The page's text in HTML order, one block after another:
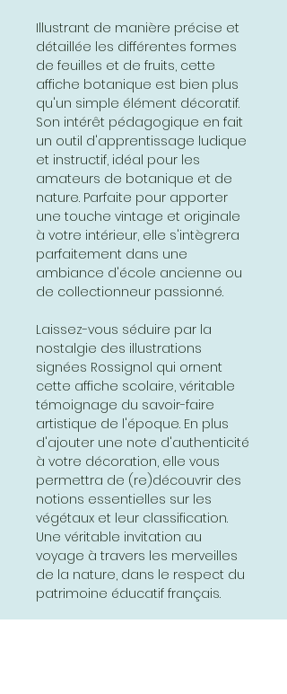
Illustrant de manière précise et
détaillée les différentes formes
de feuilles et de fruits, cette
affiche botanique est bien plus
qu'un simple élément décoratif.
Son intérêt pédagogique en fait
un outil d'apprentissage ludique
et instructif, idéal pour les
amateurs de botanique et de
nature. Parfaite pour apporter
une touche vintage et originale
à votre intérieur, elle s'intègrera
parfaitement dans une
ambiance d'école ancienne ou
de collectionneur passionné.
Laissez-vous séduire par la
nostalgie des illustrations
signées Rossignol qui ornent
cette affiche scolaire, véritable
témoignage du savoir-faire
artistique de l'époque. En plus
d'ajouter une note d'authenticité
à votre décoration, elle vous
permettra de (re)découvrir des
notions essentielles sur les
végétaux et leur classification.
Une véritable invitation au
voyage à travers les merveilles
de la nature, dans le respect du
patrimoine éducatif français.